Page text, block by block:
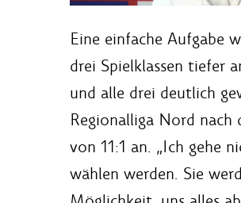
Eine einfache Aufgabe
drei Spielklassen tiefer
und alle drei deutlich
Regionalliga Nord nach
von 11:1 an. „Ich gehe
wählen werden. Sie